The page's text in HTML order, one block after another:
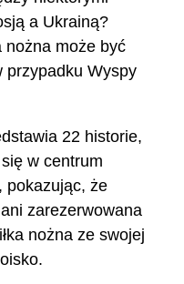
a Ukrainą?
nożna może być
przypadku Wyspy
22 historie,
w centrum
pokazując, że
zarezerwowana
nożna ze swojej